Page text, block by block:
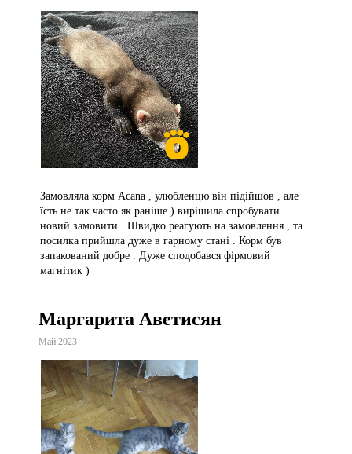
Замовляла корм Acana , улюбленцю він підійшов , але
їсть не так часто як раніше ) вирішила спробувати
новий замовити . Швидко реагують на замовлення , та
посилка прийшла дуже в гарному стані . Корм був
запакований добре . Дуже сподобався фірмовий
магнітик )
Маргарита Аветисян
Май 2023